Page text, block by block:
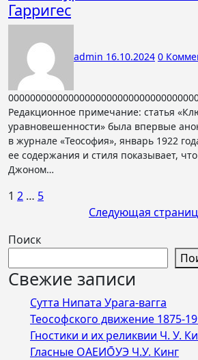
Гарригес
admin 16.10.2024 0
00000000000000000000000000000000000000000000
Редакционное примечание: статья
уравновешенности» была впервые
в журнале «Теософия», январь 1922
ее содержания и стиля показывает,
Джоном…
Пагинация
1 2 … 5
Следующая
Поиск
Свежие записи
Сутта Нипата Урага-вагга
Теософского движение 1875-
Гностики и их реликвии Ч. У.
Гласные ОАЕИО̄УЭ Ч.У. Кинг